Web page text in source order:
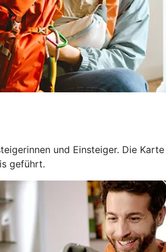
und Einsteiger. Die Karte
geführt.